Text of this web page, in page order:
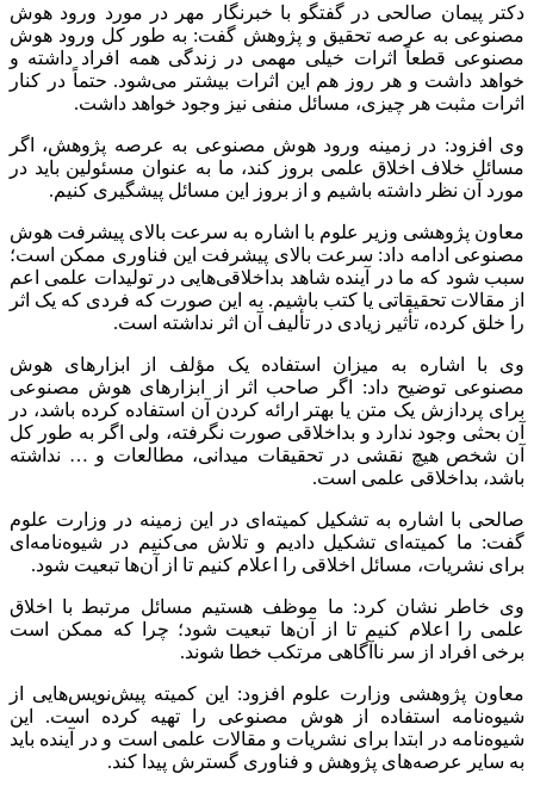
دکتر پیمان صالحی در گفتگو با خبرنگار مهر در مورد ورود هوش
مصنوعی به عرصه تحقیق و پژوهش گفت: به طور کل ورود هوش
مصنوعی قطعاً اثرات خیلی مهمی در زندگی همه افراد داشته و
خواهد داشت و هر روز هم این اثرات بیشتر می‌شود. حتماً در کنار
اثرات مثبت هر چیزی، مسائل منفی نیز وجود خواهد داشت.
وی افزود: در زمینه ورود هوش مصنوعی به عرصه پژوهش، اگر
مسائل خلاف اخلاق علمی بروز کند، ما به عنوان مسئولین باید در
مورد آن نظر داشته باشیم و از بروز این مسائل پیشگیری کنیم.
معاون پژوهشی وزیر علوم با اشاره به سرعت بالای پیشرفت هوش
مصنوعی ادامه داد: سرعت بالای پیشرفت این فناوری ممکن است؛
سبب شود که ما در آینده شاهد بداخلاقی‌هایی در تولیدات علمی اعم
از مقالات تحقیقاتی یا کتب باشیم. به این صورت که فردی که یک اثر
را خلق کرده، تأثیر زیادی در تألیف آن اثر نداشته است.
وی با اشاره به میزان استفاده یک مؤلف از ابزارهای هوش
مصنوعی توضیح داد: اگر صاحب اثر از ابزارهای هوش مصنوعی
برای پردازش یک متن یا بهتر ارائه کردن آن استفاده کرده باشد، در
آن بحثی وجود ندارد و بداخلاقی صورت نگرفته، ولی اگر به طور کل
آن شخص هیچ نقشی در تحقیقات میدانی، مطالعات و … نداشته
باشد، بداخلاقی علمی است.
صالحی با اشاره به تشکیل کمیته‌ای در این زمینه در وزارت علوم
گفت: ما کمیته‌ای تشکیل دادیم و تلاش می‌کنیم در شیوه‌نامه‌ای
برای نشریات، مسائل اخلاقی را اعلام کنیم تا از آن‌ها تبعیت شود.
وی خاطر نشان کرد: ما موظف هستیم مسائل مرتبط با اخلاق
علمی را اعلام کنیم تا از آن‌ها تبعیت شود؛ چرا که ممکن است
برخی افراد از سر ناآگاهی مرتکب خطا شوند.
معاون پژوهشی وزارت علوم افزود: این کمیته پیش‌نویس‌هایی از
شیوه‌نامه استفاده از هوش مصنوعی را تهیه کرده است. این
شیوه‌نامه در ابتدا برای نشریات و مقالات علمی است و در آینده باید
به سایر عرصه‌های پژوهش و فناوری گسترش پیدا کند.